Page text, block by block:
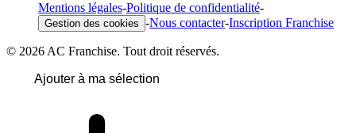
Mentions légales-Politique de confidentialité-
Gestion des cookies -Nous contacter-Inscription Franchise
© 2026 AC Franchise. Tout droit réservés.
Ajouter à ma sélection